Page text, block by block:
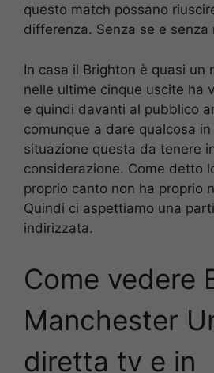
questo match possano
differenza. Senza se e senza
In casa il Brighton è quasi un
nelle ultime cinque uscite ha
e quindi davanti al pubblico
comunque a dare qualcosa
situazione questa da tenere
considerazione. Come detto
proprio canto non ha proprio
Quindi ci aspettiamo una
indirizzata.
Come vedere
Manchester
diretta tv e in